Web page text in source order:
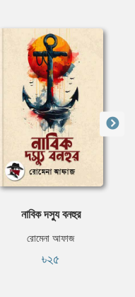
নাবিক দস্যু বনহুর
রোমেনা আফাজ
৳২৫